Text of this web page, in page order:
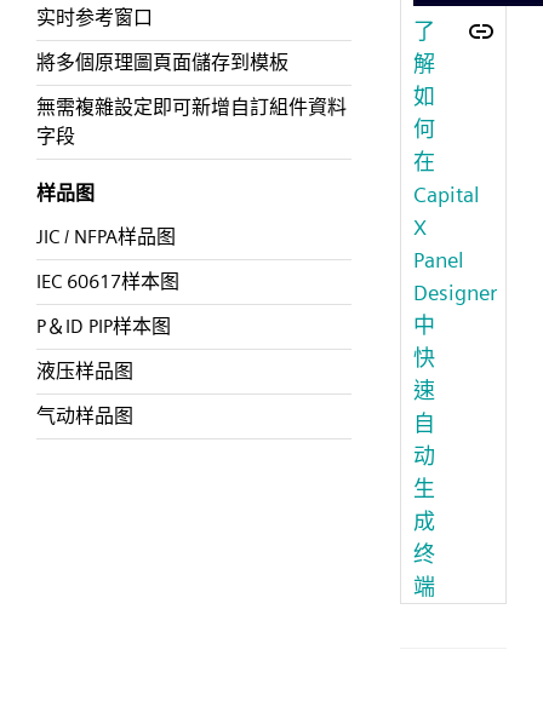
实时参考窗口
將多個原理圖頁面儲存到模板
無需複雜設定即可新增自訂組件資料
字段
样品图
JIC / NFPA样品图
IEC 60617样本图
P＆ID PIP样本图
液压样品图
气动样品图
了
解
如
何
在
Capital
X
Panel
Designer
中
快
速
自
动
生
成
终
端